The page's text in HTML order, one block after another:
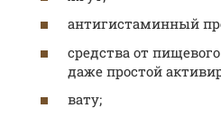
антигистаминный
средства от
даже простой
вату;